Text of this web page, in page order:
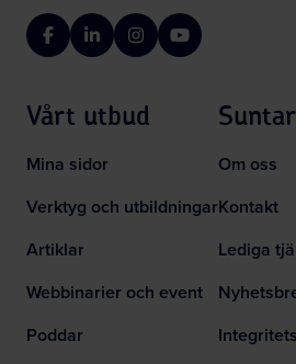
FacebookLinkedInInstagramYouTube
Vårt utbud
Mina sidor
Verktyg och utbildningar
Artiklar
Webbinarier och event
Poddar
Om oss
Kontakt
Lediga